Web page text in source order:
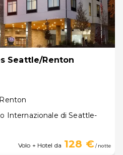
Seattle/Renton
Internazionale di Seattle-
Volo + Hotel da 128 €/ notte